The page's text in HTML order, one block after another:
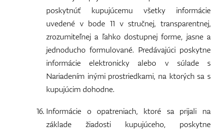
poskytnúť kupujúcemu všetky informácie
uvedené v bode 11 v stručnej, transparentnej,
zrozumiteľnej a ľahko dostupnej forme, jasne a
jednoducho formulované. Predávajúci poskytne
informácie elektronicky alebo v súlade s
Nariadením inými prostriedkami, na ktorých sa s
kupujúcim dohodne.
Informácie o opatreniach, ktoré sa prijali na
základe žiadosti kupujúceho, poskytne